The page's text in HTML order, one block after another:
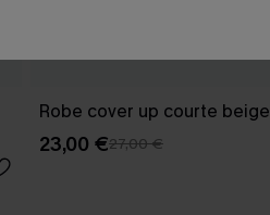
Robe cover up courte
23,00 €27,00 €